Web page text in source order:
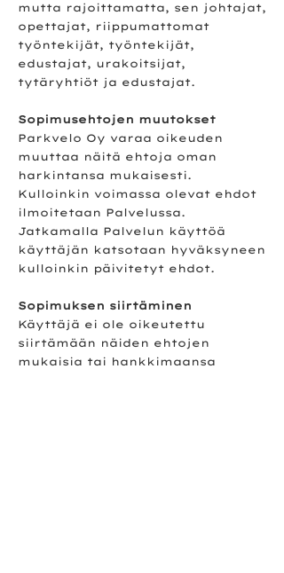
mutta rajoittamatta, sen johtajat,
opettajat, riippumattomat
työntekijät, työntekijät,
edustajat, urakoitsijat,
tytäryhtiöt ja edustajat.
Sopimusehtojen muutokset
Parkvelo Oy varaa oikeuden
muuttaa näitä ehtoja oman
harkintansa mukaisesti.
Kulloinkin voimassa olevat ehdot
ilmoitetaan Palvelussa.
Jatkamalla Palvelun käyttöä
käyttäjän katsotaan hyväksyneen
kulloinkin päivitetyt ehdot.
Sopimuksen siirtäminen
Käyttäjä ei ole oikeutettu
siirtämään näiden ehtojen
mukaisia tai hankkimaansa